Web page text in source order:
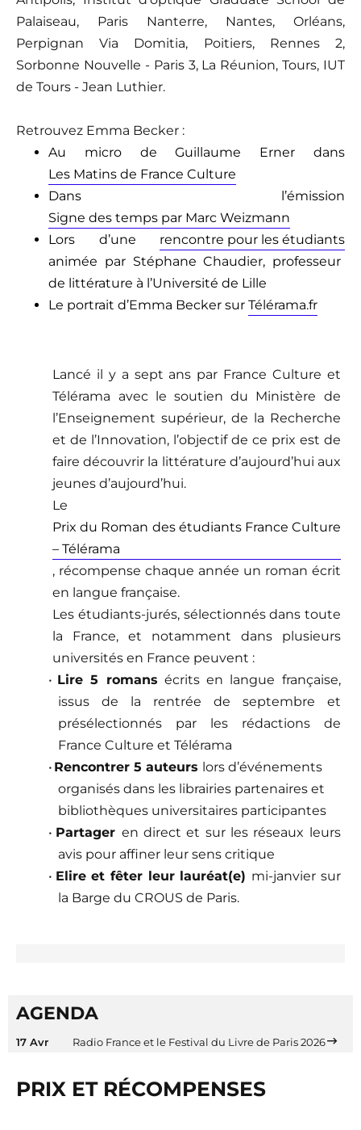
Palaiseau, Paris Nanterre, Nantes, Orléans,
Perpignan Via Domitia, Poitiers, Rennes 2,
Sorbonne Nouvelle - Paris 3, La Réunion, Tours, IUT
de Tours - Jean Luthier.
Retrouvez Emma Becker :
Au micro de Guillaume Erner dans
Les Matins de France Culture
Dans l’émission
Signe des temps par Marc Weizmann
Lors d’une rencontre pour les étudiants
animée par Stéphane Chaudier, professeur
de littérature à l’Université de Lille
Le portrait d’Emma Becker sur Télérama.fr
Lancé il y a sept ans par France Culture et
Télérama avec le soutien du Ministère de
l’Enseignement supérieur, de la Recherche
et de l’Innovation, l’objectif de ce prix est de
faire découvrir la littérature d’aujourd’hui aux
jeunes d’aujourd’hui.
Le
Prix du Roman des étudiants France Culture
– Télérama
, récompense chaque année un roman écrit
en langue française.
Les étudiants-jurés, sélectionnés dans toute
la France, et notamment dans plusieurs
universités en France peuvent :
• Lire 5 romans écrits en langue française,
issus de la rentrée de septembre et
présélectionnés par les rédactions de
France Culture et Télérama
• Rencontrer 5 auteurs lors d’événements
organisés dans les librairies partenaires et
bibliothèques universitaires participantes
• Partager en direct et sur les réseaux leurs
avis pour affiner leur sens critique
• Elire et fêter leur lauréat(e) mi-janvier sur
la Barge du CROUS de Paris.
AGENDA
17 Avr Radio France et le Festival du Livre de Paris 2026
PRIX ET RÉCOMPENSES